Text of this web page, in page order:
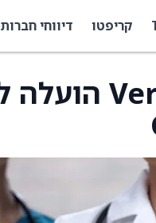
קריפטו דיווחי חברות